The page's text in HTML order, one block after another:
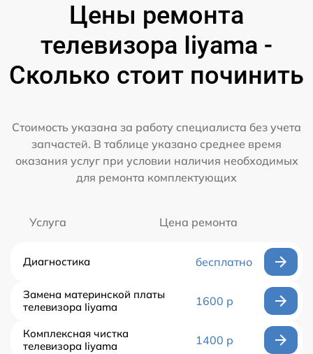
Цены ремонта
телевизора Iiyama -
Сколько стоит починить
Стоимость указана за работу специалиста без учета
запчастей. В таблице указано среднее время
оказания услуг при условии наличия необходимых
для ремонта комплектующих
Услуга Цена ремонта
Диагностика бесплатно
Замена материнской платы
телевизора Iiyama
1600 р
Комплексная чистка
телевизора Iiyama
1400 р